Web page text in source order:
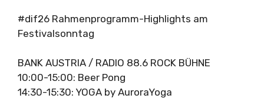
#dif26 Rahmenprogramm-Highlights am
Festivalsonntag
BANK AUSTRIA / RADIO 88.6 ROCK BÜHNE
10:00-15:00: Beer Pong
14:30-15:30: YOGA by AuroraYoga